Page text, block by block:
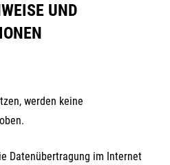
UND
werden keine
Datenübertragung im Internet